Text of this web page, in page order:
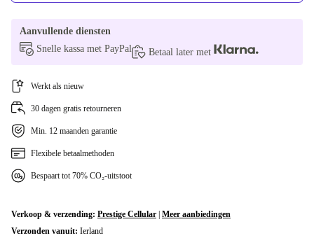
Aanvullende diensten
Snelle kassa met PayPal
Betaal later met
Werkt als nieuw
30 dagen gratis retourneren
Min. 12 maanden garantie
Flexibele betaalmethoden
Bespaart tot 70% CO₂-uitstoot
Verkoop & verzending: Prestige Cellular Meer aanbiedingen
Verzonden vanuit: Ierland